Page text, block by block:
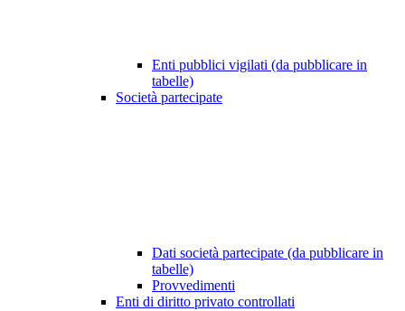
Enti pubblici vigilati (da pubblicare in
tabelle)
Società partecipate
Dati società partecipate (da pubblicare in
tabelle)
Provvedimenti
Enti di diritto privato controllati